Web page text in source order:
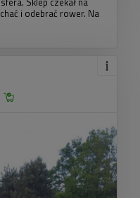
i odebrać rower. Na